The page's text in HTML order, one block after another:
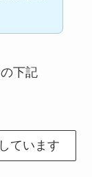
下記
ています